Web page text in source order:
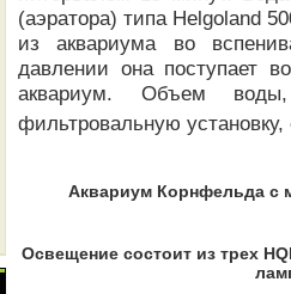
(аэратора) типа Helgoland
из аквариума во
давлении она поступает
аквариум. Объем
фильтровальную установку,
Аквариум Корнфельда с
Освещение состоит из трех